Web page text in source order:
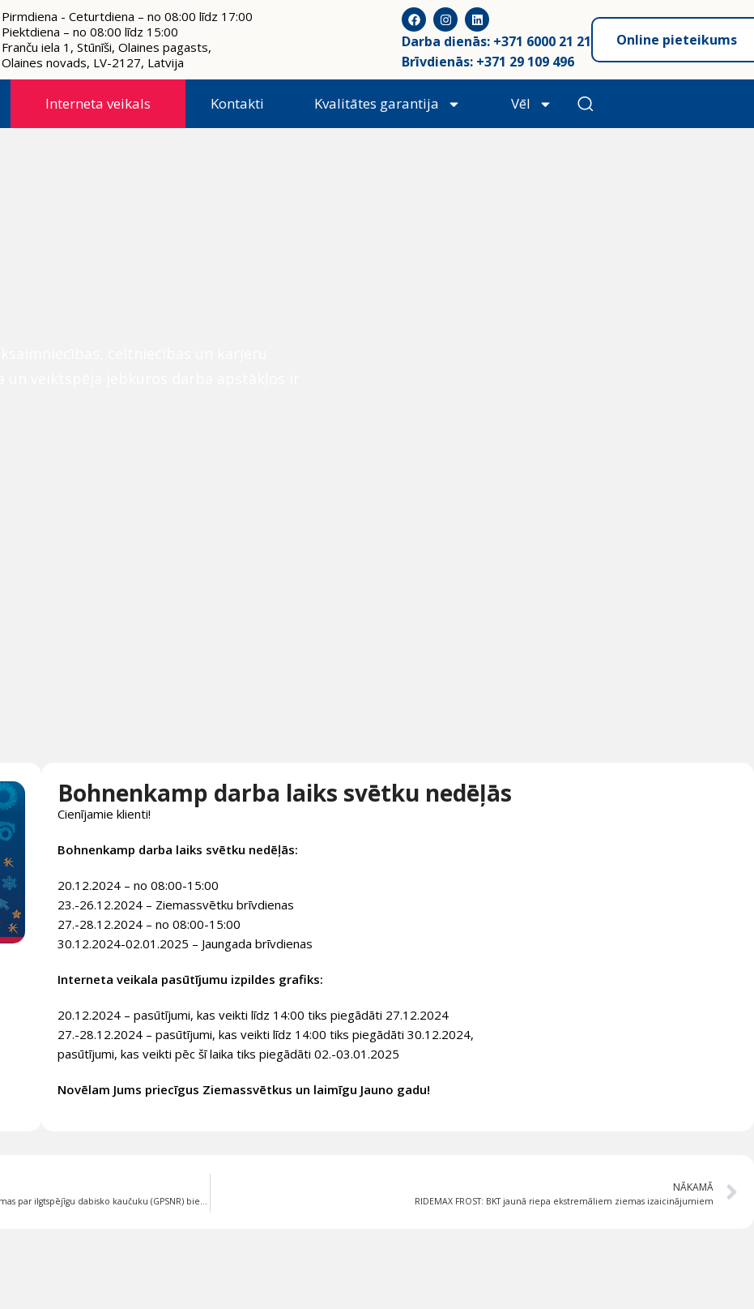
Pirmdiena - Ceturtdiena – no 08:00 līdz 17:00
Piektdiena – no 08:00 līdz 15:00
Franču iela 1, Stūnīši, Olaines pagasts,
Olaines novads, LV-2127, Latvija
Darba dienās: +371 6000 21 21
Brīvdienās: +371 29 109 496
Online pieteikums
Interneta veikals Kontakti Kvalitātes garantija Vēl
Bohnenkamp darba laiks svētku nedēļās
Cienījamie klienti!
Bohnenkamp darba laiks svētku nedēļās:
20.12.2024 – no 08:00-15:00
23.-26.12.2024 – Ziemassvētku brīvdienas
27.-28.12.2024 – no 08:00-15:00
30.12.2024-02.01.2025 – Jaungada brīvdienas
Interneta veikala pasūtījumu izpildes grafiks:
20.12.2024 – pasūtījumi, kas veikti līdz 14:00 tiks piegādāti 27.12.2024
27.-28.12.2024 – pasūtījumi, kas veikti līdz 14:00 tiks piegādāti 30.12.2024,
pasūtījumi, kas veikti pēc šī laika tiks piegādāti 02.-03.01.2025
Novēlam Jums priecīgus Ziemassvētkus un laimīgu Jauno gadu!
NĀKAMĀ
RIDEMAX FROST: BKT jaunā riepa ekstremāliem ziemas izaicinājumiem